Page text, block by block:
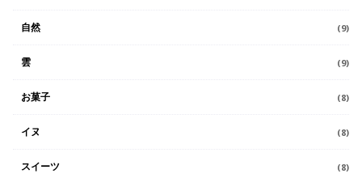
自然 (9)
雲 (9)
お菓子 (8)
イヌ (8)
スイーツ (8)